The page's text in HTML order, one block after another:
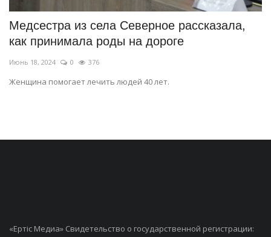
Медсестра из села Северное рассказала,
как принимала роды на дороге
Июнь 18, 2024 0 376
Женщина помогает лечить людей 40 лет.
«Ертiс Медиа» Свидетельство о государственной регистрации: